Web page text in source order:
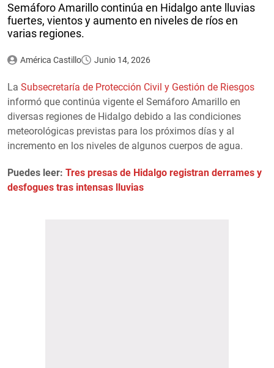
Semáforo Amarillo continúa en Hidalgo ante lluvias
fuertes, vientos y aumento en niveles de ríos en
varias regiones.
América Castillo Junio 14, 2026
La Subsecretaría de Protección Civil y Gestión de Riesgos
informó que continúa vigente el Semáforo Amarillo en
diversas regiones de Hidalgo debido a las condiciones
meteorológicas previstas para los próximos días y al
incremento en los niveles de algunos cuerpos de agua.
Puedes leer: Tres presas de Hidalgo registran derrames y
desfogues tras intensas lluvias